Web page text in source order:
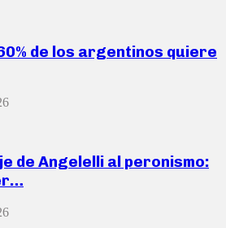
de los argentinos quiere
de Angelelli al peronismo: